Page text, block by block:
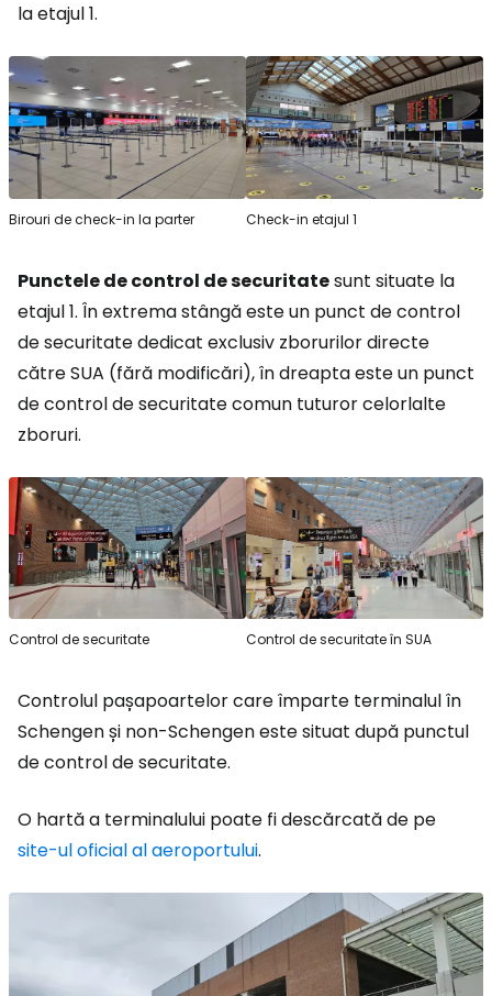
la etajul 1.
Birouri de check-in la parter Check-in etajul 1
Punctele de control de securitatesunt situate la
etajul 1. În extrema stângă este un punct de control
de securitate dedicat exclusiv zborurilor directe
către SUA (fără modificări), în dreapta este un punct
de control de securitate comun tuturor celorlalte
zboruri.
Control de securitate Control de securitate în SUA
Controlul pașapoartelor care împarte terminalul în
Schengen și non-Schengen este situat după punctul
de control de securitate.
O hartă a terminalului poate fi descărcată de pe
site-ul oficial al aeroportului.